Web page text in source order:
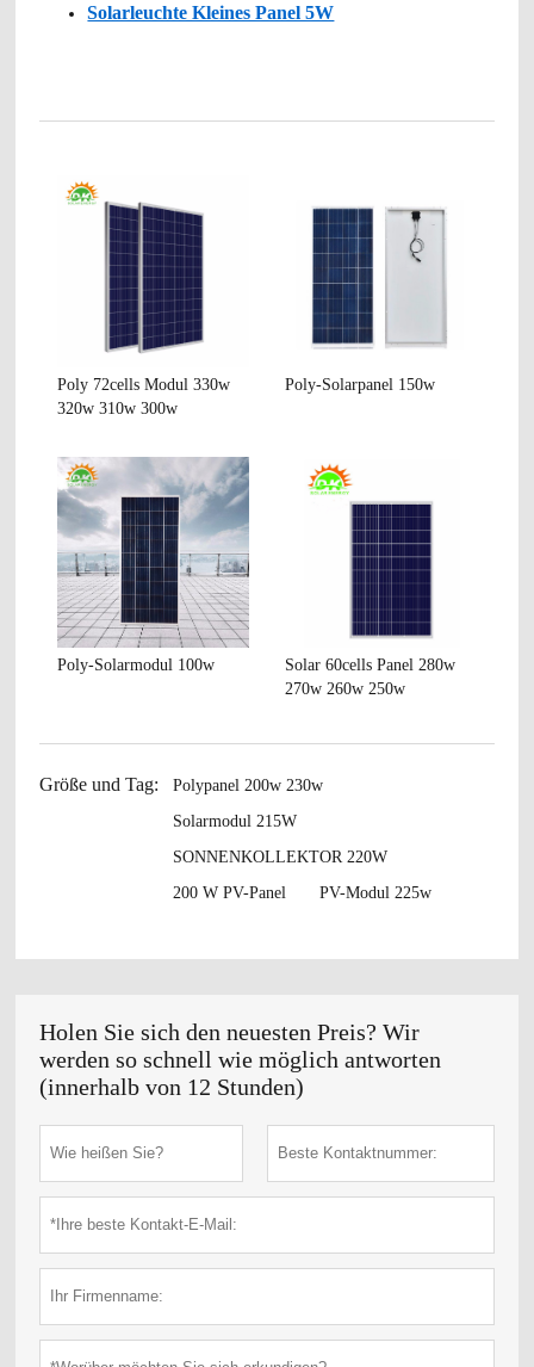
Solarleuchte Kleines Panel 5W
Poly 72cells Modul 330w
320w 310w 300w
Poly-Solarpanel 150w
Poly-Solarmodul 100w
Solar 60cells Panel 280w
270w 260w 250w
Größe und Tag:
Polypanel 200w 230w
Solarmodul 215W
SONNENKOLLEKTOR 220W
200 W PV-Panel
PV-Modul 225w
Holen Sie sich den neuesten Preis? Wir
werden so schnell wie möglich antworten
(innerhalb von 12 Stunden)